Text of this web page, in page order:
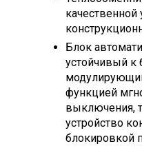
качественной
Блок
устойчивый к
функцией
выключения,
устройство
блокировкой